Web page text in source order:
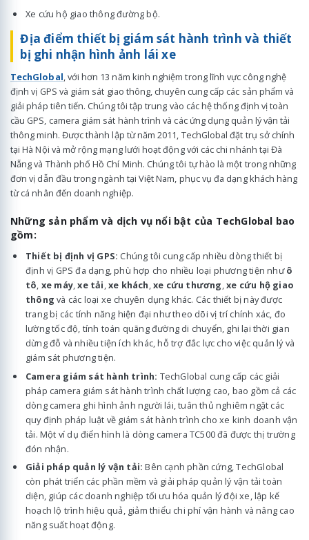
Xe cứu hộ giao thông đường bộ.
Địa điểm thiết bị giám sát hành trình và thiết
bị ghi nhận hình ảnh lái xe
TechGlobal, với hơn 13 năm kinh nghiệm trong lĩnh vực công nghệ
định vị GPS và giám sát giao thông, chuyên cung cấp các sản phẩm và
giải pháp tiên tiến. Chúng tôi tập trung vào các hệ thống định vị toàn
cầu GPS, camera giám sát hành trình và các ứng dụng quản lý vận tải
thông minh. Được thành lập từ năm 2011, TechGlobal đặt trụ sở chính
tại Hà Nội và mở rộng mạng lưới hoạt động với các chi nhánh tại Đà
Nẵng và Thành phố Hồ Chí Minh. Chúng tôi tự hào là một trong những
đơn vị dẫn đầu trong ngành tại Việt Nam, phục vụ đa dạng khách hàng
từ cá nhân đến doanh nghiệp.
Những sản phẩm và dịch vụ nổi bật của TechGlobal bao
gồm:
Thiết bị định vị GPS: Chúng tôi cung cấp nhiều dòng thiết bị
định vị GPS đa dạng, phù hợp cho nhiều loại phương tiện nhưô
tô, xe máy,xe tải,xe khách,xe cứu thương,xe cứu hộ giao
thông và các loại xe chuyên dụng khác. Các thiết bị này được
trang bị các tính năng hiện đại như theo dõi vị trí chính xác, đo
lường tốc độ, tính toán quãng đường di chuyển, ghi lại thời gian
dừng đỗ và nhiều tiện ích khác, hỗ trợ đắc lực cho việc quản lý và
giám sát phương tiện.
Camera giám sát hành trình: TechGlobal cung cấp các giải
pháp camera giám sát hành trình chất lượng cao, bao gồm cả các
dòng camera ghi hình ảnh người lái, tuân thủ nghiêm ngặt các
quy định pháp luật về giám sát hành trình cho xe kinh doanh vận
tải. Một ví dụ điển hình là dòng camera TC500 đã được thị trường
đón nhận.
Giải pháp quản lý vận tải: Bên cạnh phần cứng, TechGlobal
còn phát triển các phần mềm và giải pháp quản lý vận tải toàn
diện, giúp các doanh nghiệp tối ưu hóa quản lý đội xe, lập kế
hoạch lộ trình hiệu quả, giảm thiểu chi phí vận hành và nâng cao
năng suất hoạt động.